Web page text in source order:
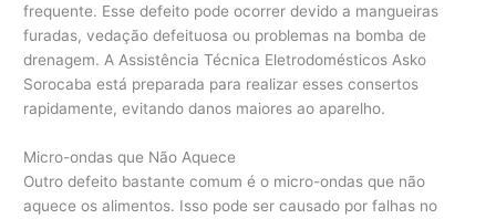
frequente. Esse defeito pode ocorrer devido a mangueiras
furadas, vedação defeituosa ou problemas na bomba de
drenagem. A Assistência Técnica Eletrodomésticos Asko
Sorocaba está preparada para realizar esses consertos
rapidamente, evitando danos maiores ao aparelho.
Micro-ondas que Não Aquece
Outro defeito bastante comum é o micro-ondas que não
aquece os alimentos. Isso pode ser causado por falhas no